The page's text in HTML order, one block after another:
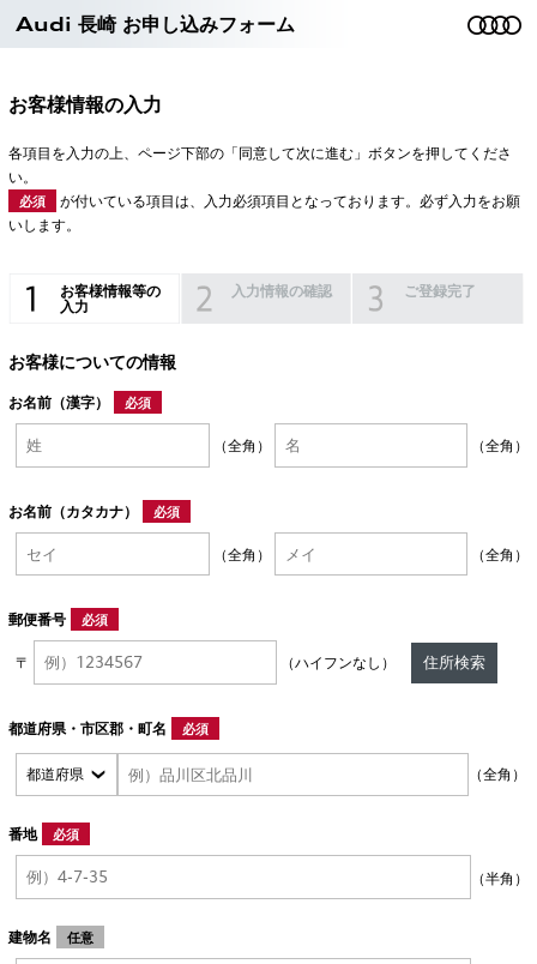
Audi 長崎 お申し込みフォーム
お客様情報の入力
各項目を入力の上、ページ下部の「同意して次に進む」ボタンを押してくださ
い。
必須
が付いている項目は、入力必須項目となっております。必ず入力をお願
いします。
お客様情報等の
入力
入力情報の確認 ご登録完了
お客様についての情報
お名前（漢字） 必須
（全角） （全角）
お名前（カタカナ） 必須
（全角） （全角）
郵便番号 必須
〒 （ハイフンなし） 住所検索
都道府県・市区郡・町名 必須
（全角）
番地 必須
（半角）
建物名 任意